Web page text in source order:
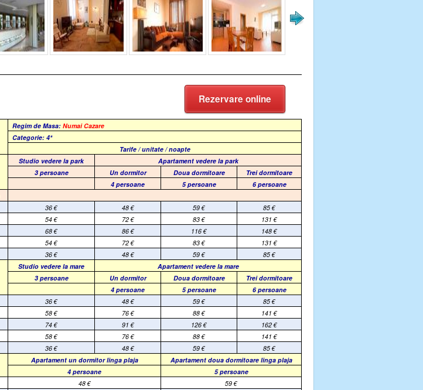
Rezervare online
Regim de Masa:Numai Cazare
Categorie: 4*
Tarife / unitate / noapte
Studio vedere la park Apartament vedere la park
3 persoane
Un dormitor Doua dormitoare
Trei dormitoare
4 persoane
5 persoane
6 persoane
36 € 48 € 59 € 85 €
54€ 72€ 83€ 131€
68€ 86€ 116€ 148€
54 € 72 € 83 € 131 €
36€ 48€ 59€ 85€
Studio vedere la mare Apartament vedere la mare
3 persoane
Un dormitor Doua dormitoare
Trei dormitoare
4 persoane
5 persoane
6 persoane
36 € 48 € 59 € 85 €
58€ 76€ 88€ 141€
74€ 91€ 126€ 162€
58 € 76 € 88 € 141 €
36€ 48€ 59€ 85€
Apartament un dormitor linga plaja Apartament doua dormitoare linga plaja
4 persoane
5 persoane
48 € 59 €